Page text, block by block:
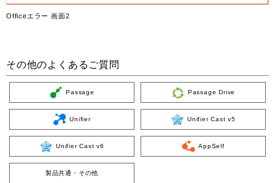
Officeエラー 画面2
その他のよくあるご質問
Passage Passage Drive
Unifier Unifier Cast v5
Unifier Cast v6 AppSelf
製品共通・その他